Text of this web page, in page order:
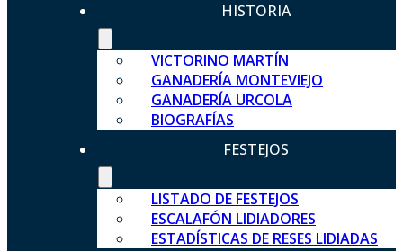
HISTORIA
VICTORINO MARTÍN
GANADERÍA MONTEVIEJO
GANADERÍA URCOLA
BIOGRAFÍAS
FESTEJOS
LISTADO DE FESTEJOS
ESCALAFÓN LIDIADORES
ESTADÍSTICAS DE RESES LIDIADAS